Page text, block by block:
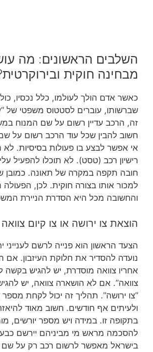
השלבים הראשונים: מה
מבחינה חוקית
כאשר אדם הולך לעולמו, כלל נכסיו,
שברשותו, עוברים לסטטוס משפטי של
זה, הרכב עדיין רשום על שם המנוח
חשוב להבין שכל עוד הרכב רשום על
אי אפשר לבצע בו פעולות בסיסיות. לא
רישיון רכב (טסט). לא תוכלו להפעיל
חובה תקפה במקרה של תאונה. כמובן
למכור אותו בצורה חוקית. לכן,
והחשובה מכל היא הסדרת הניירת
הוצאת צו ירושה או צו קיום צוואה
הצעד הראשון הוא פנייה לרשם לענייני
נועדה להסדיר את חלוקת העיזבון. אם
אחריו צוואה מוסדרת, יש להגיש בקשה
צוואה”. אם לא הושארה צוואה, יש
“צו ירושה”. תהליך זה יכול לקחת
ולעיתים אף חודשים. חשוב מאוד
בתקופה זו. במידה ויש מספר יורשים,
להסכמה מראש מי מביניהם יירשם
בישראל מאפשר לרשום רכב רק על